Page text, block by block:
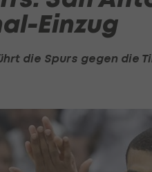
Einzug
die Spurs gegen die